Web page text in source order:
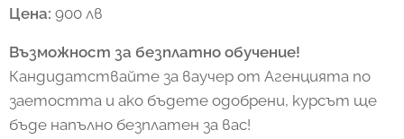
Цена: 900 лв
Възможност за безплатно обучение!
Кандидатствайте за ваучер от Агенцията по
заетостта и ако бъдете одобрени, курсът ще
бъде напълно безплатен за вас!